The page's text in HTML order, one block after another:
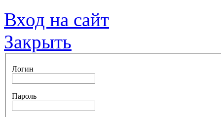
Вход на сайт
Закрыть
Логин
Пароль